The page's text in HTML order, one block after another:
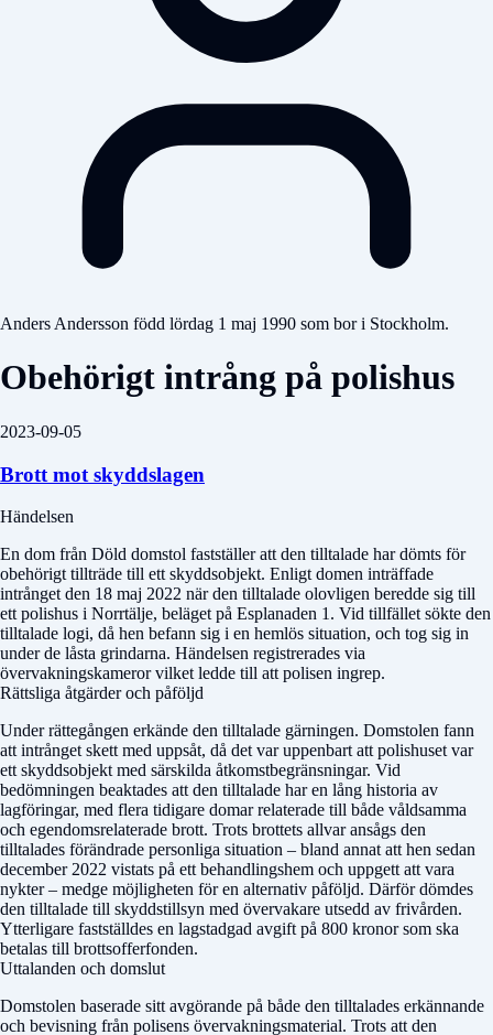
Anders Andersson född lördag 1 maj 1990 som bor i Stockholm.
Obehörigt intrång på polishus
2023-09-05
Brott mot skyddslagen
Händelsen
En dom från Döld domstol fastställer att den tilltalade har dömts för
obehörigt tillträde till ett skyddsobjekt. Enligt domen inträffade
intrånget den 18 maj 2022 när den tilltalade olovligen beredde sig till
ett polishus i Norrtälje, beläget på Esplanaden 1. Vid tillfället sökte den
tilltalade logi, då hen befann sig i en hemlös situation, och tog sig in
under de låsta grindarna. Händelsen registrerades via
övervakningskameror vilket ledde till att polisen ingrep.
Rättsliga åtgärder och påföljd
Under rättegången erkände den tilltalade gärningen. Domstolen fann
att intrånget skett med uppsåt, då det var uppenbart att polishuset var
ett skyddsobjekt med särskilda åtkomstbegränsningar. Vid
bedömningen beaktades att den tilltalade har en lång historia av
lagföringar, med flera tidigare domar relaterade till både våldsamma
och egendomsrelaterade brott. Trots brottets allvar ansågs den
tilltalades förändrade personliga situation – bland annat att hen sedan
december 2022 vistats på ett behandlingshem och uppgett att vara
nykter – medge möjligheten för en alternativ påföljd. Därför dömdes
den tilltalade till skyddstillsyn med övervakare utsedd av frivården.
Ytterligare fastställdes en lagstadgad avgift på 800 kronor som ska
betalas till brottsofferfonden.
Uttalanden och domslut
Domstolen baserade sitt avgörande på både den tilltalades erkännande
och bevisning från polisens övervakningsmaterial. Trots att den